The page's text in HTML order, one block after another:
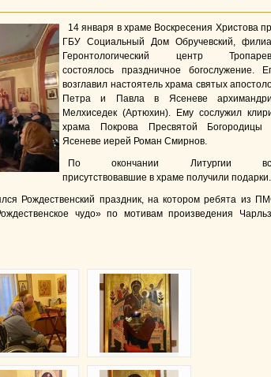
14 января в храме Воскресения Христова
ГБУ Социальный Дом Обручевский,
Геронтологический центр
состоялось праздничное богослужение.
возглавил настоятель храма святых
Петра и Павла в Ясеневе
Мелхиседек (Артюхин). Ему сослужил
храма Покрова Пресвятой Богородицы
Ясеневе иерей Роман Смирнов.
По окончании Литургии
присутствовавшие в храме получили подарки.
Рождественский праздник, на котором ребята из
чудо» по мотивам произведения